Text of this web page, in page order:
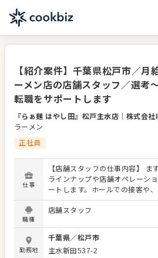
【紹介案件】千葉県松戸市／月
ーメン店の店舗スタッフ／選考
転職をサポートします
『らぁ麺 はやし田』松戸主水店
株式会社
ラーメン
正社員
仕事
【店舗スタッフの仕事内容】 ま
ラインナップや店舗オペレーシ
ートします。ホールでの接客や
定メニューなどの調理にも関わ
に関わる幅広いスキルを身につ
迎です。 【具体的には…】 ・お席へのご案内、オーダーテ
イク、レジ対応など接客全般 ・
管理、電話対応 ・仕込みから盛
職種
店舗スタッフ
勤務地
千葉県／松戸市
主水新田537-2